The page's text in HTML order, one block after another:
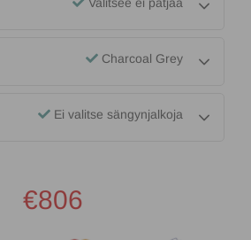
Charcoal Grey
Ei valitse sängynjalkoja
€806